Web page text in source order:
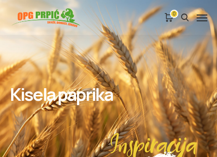
0
Kisela paprika
Inspiracija